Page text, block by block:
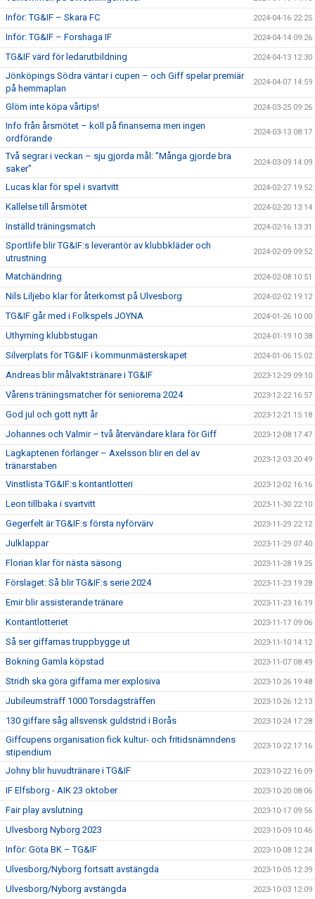
Inför: TG&IF – Skara FC 2024-04-16 22:25
Inför: TG&IF – Forshaga IF 2024-04-14 09:26
TG&IF värd för ledarutbildning 2024-04-13 12:30
Jönköpings Södra väntar i cupen – och Giff spelar premiär
på hemmaplan
2024-04-07 14:59
Glöm inte köpa vårtips! 2024-03-25 09:26
Info från årsmötet – koll på finanserna men ingen
ordförande
2024-03-13 08:17
Två segrar i veckan – sju gjorda mål: ”Många gjorde bra
saker”
2024-03-09 14:09
Lucas klar för spel i svartvitt 2024-02-27 19:52
Kallelse till årsmötet 2024-02-20 13:14
Inställd träningsmatch 2024-02-16 13:31
Sportlife blir TG&IF:s leverantör av klubbkläder och
utrustning
2024-02-09 09:52
Matchändring 2024-02-08 10:51
Nils Liljebo klar för återkomst på Ulvesborg 2024-02-02 19:12
TG&IF går med i Folkspels JOYNA 2024-01-26 10:00
Uthyrning klubbstugan 2024-01-19 10:38
Silverplats för TG&IF i kommunmästerskapet 2024-01-06 15:02
Andreas blir målvaktstränare i TG&IF 2023-12-29 09:10
Vårens träningsmatcher för seniorerna 2024 2023-12-22 16:57
God jul och gott nytt år 2023-12-21 15:18
Johannes och Valmir – två återvändare klara för Giff 2023-12-08 17:47
Lagkaptenen förlänger – Axelsson blir en del av
tränarstaben
2023-12-03 20:49
Vinstlista TG&IF:s kontantlotteri 2023-12-02 16:16
Leon tillbaka i svartvitt 2023-11-30 22:10
Gegerfelt är TG&IF:s första nyförvärv 2023-11-29 22:12
Julklappar 2023-11-29 07:40
Florian klar för nästa säsong 2023-11-28 19:25
Förslaget: Så blir TG&IF:s serie 2024 2023-11-23 19:28
Emir blir assisterande tränare 2023-11-23 16:19
Kontantlotteriet 2023-11-17 09:06
Så ser giffarnas truppbygge ut 2023-11-10 14:12
Bokning Gamla köpstad 2023-11-07 08:49
Stridh ska göra giffarna mer explosiva 2023-10-26 19:48
Jubileumsträff 1000 Torsdagsträffen 2023-10-26 12:13
130 giffare såg allsvensk guldstrid i Borås 2023-10-24 17:28
Giffcupens organisation fick kultur- och fritidsnämndens
stipendium
2023-10-22 17:16
Johny blir huvudtränare i TG&IF 2023-10-22 16:09
IF Elfsborg - AIK 23 oktober 2023-10-20 08:06
Fair play avslutning 2023-10-17 09:56
Ulvesborg Nyborg 2023 2023-10-09 10:46
Inför: Göta BK – TG&IF 2023-10-08 12:24
Ulvesborg/Nyborg fortsatt avstängda 2023-10-05 12:39
Ulvesborg/Nyborg avstängda 2023-10-03 12:09